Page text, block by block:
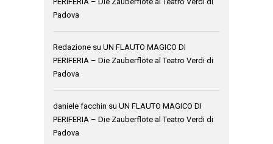
Padova
Redazione su UN FLAUTO MAGICO DI
PERIFERIA – Die Zauberflöte al Teatro Verdi di
Padova
daniele facchin su UN FLAUTO MAGICO DI
PERIFERIA – Die Zauberflöte al Teatro Verdi di
Padova